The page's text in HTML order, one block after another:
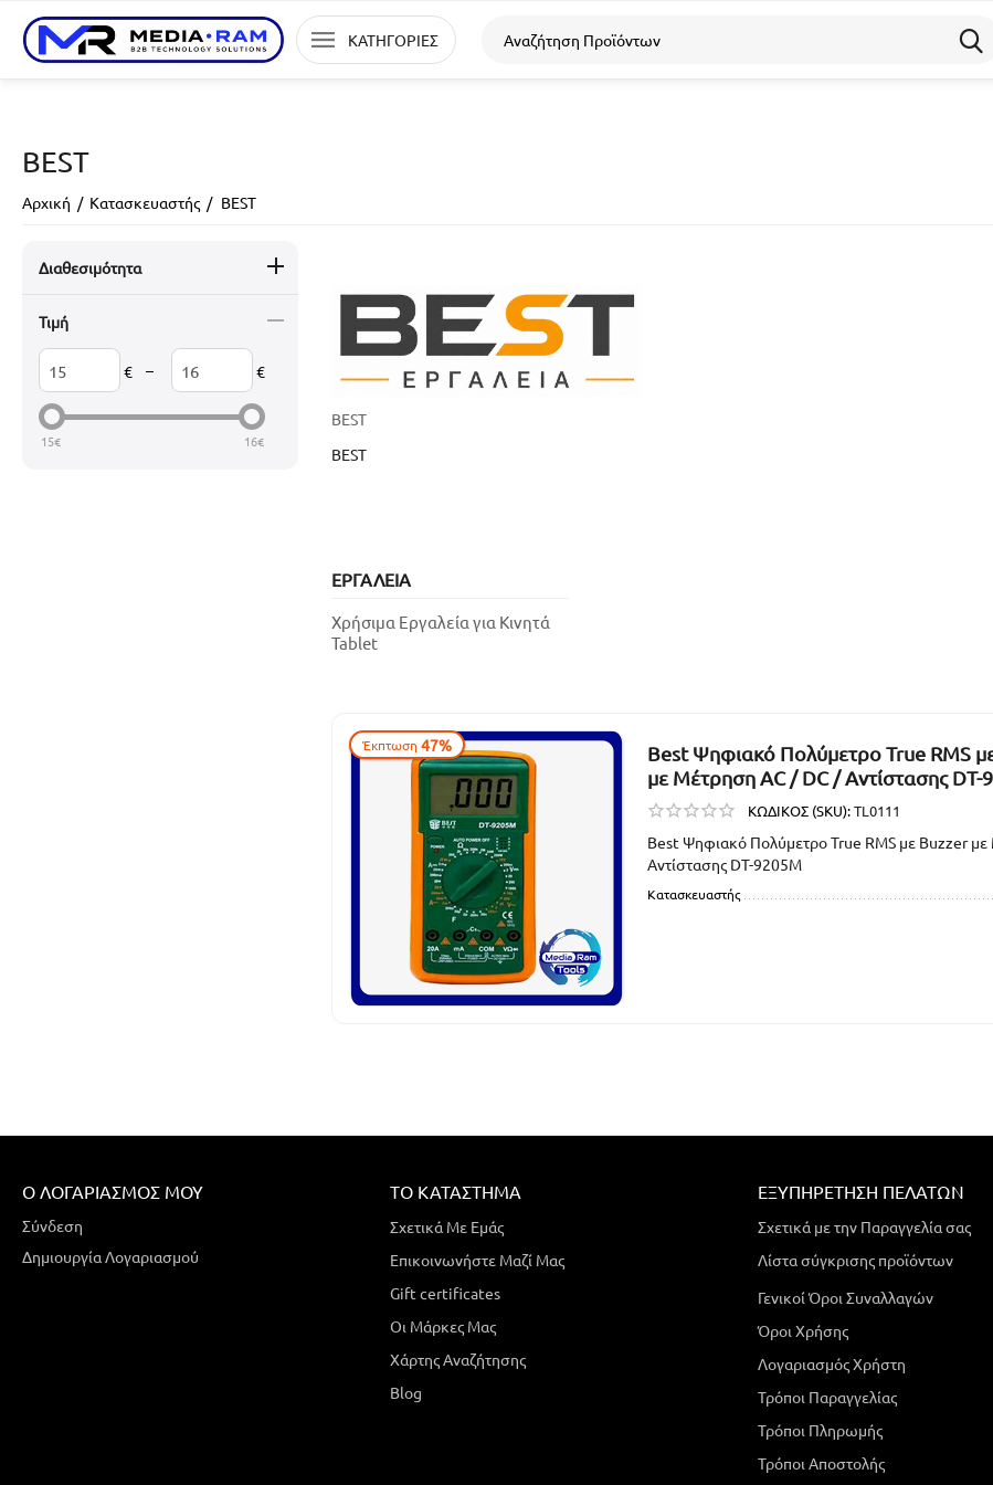
ΚΑΤΗΓΟΡΙΕΣ
BEST
Αρχική / Κατασκευαστής / BEST
BEST
BEST
ΕΡΓΑΛΕΙΑ
Χρήσιμα Εργαλεία για Κινητά
Tablet
Έκπτωση 47%
Best Ψηφιακό Πολύμετρο True RMS
με Μέτρηση AC / DC / Αντίστασης DT-
ΚΩΔΙΚΟΣ (SKU):TL0111
Best Ψηφιακό Πολύμετρο True RMS με Buzzer
Αντίστασης DT-9205M
Κατασκευαστής
Διαθεσιμότητα
Τιμή
€ – €
15€ 16€
Ο ΛΟΓΑΡΙΑΣΜΌΣ ΜΟΥ
Σύνδεση
Δημιουργία Λογαριασμού
ΤΟ ΚΑΤΆΣΤΗΜΑ
Σχετικά Με Εμάς
Επικοινωνήστε Μαζί Μας
Gift certificates
Οι Μάρκες Μας
Χάρτης Αναζήτησης
Blog
ΕΞΥΠΗΡΈΤΗΣΗ ΠΕΛΑΤΏΝ
Σχετικά με την Παραγγελία σας
Λίστα σύγκρισης προϊόντων
Γενικοί Όροι Συναλλαγών
Όροι Χρήσης
Λογαριασμός Χρήστη
Τρόποι Παραγγελίας
Τρόποι Πληρωμής
Τρόποι Αποστολής